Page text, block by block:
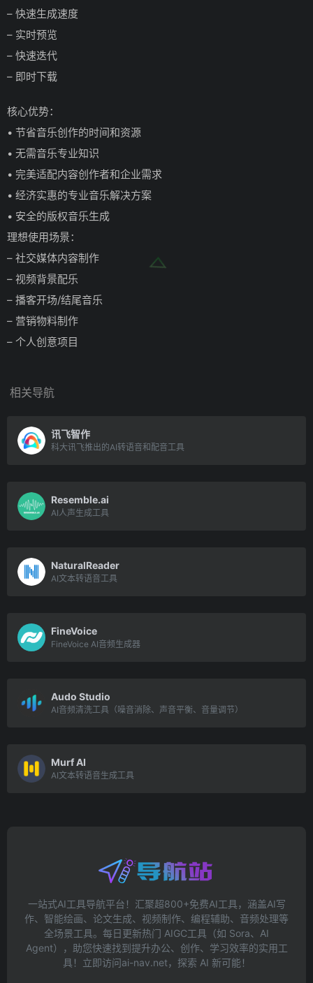
– 快速生成速度
– 实时预览
– 快速迭代
– 即时下载
核心优势：
• 节省音乐创作的时间和资源
• 无需音乐专业知识
• 完美适配内容创作者和企业需求
• 经济实惠的专业音乐解决方案
• 安全的版权音乐生成
理想使用场景：
– 社交媒体内容制作
– 视频背景配乐
– 播客开场/结尾音乐
– 营销物料制作
– 个人创意项目
相关导航
讯飞智作
科大讯飞推出的AI转语音和配音工具
Resemble.ai
AI人声生成工具
NaturalReader
AI文本转语音工具
FineVoice
FineVoice AI音频生成器
Audo Studio
AI音频清洗工具（噪音消除、声音平衡、音量调节）
Murf AI
AI文本转语音生成工具
一站式AI工具导航平台！汇聚超800+免费AI工具，涵盖AI写
作、智能绘画、论文生成、视频制作、编程辅助、音频处理等
全场景工具。每日更新热门 AIGC工具（如 Sora、AI
Agent），助您快速找到提升办公、创作、学习效率的实用工
具！立即访问ai-nav.net，探索 AI 新可能！